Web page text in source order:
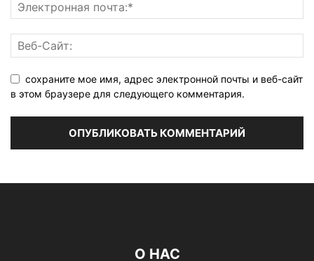
сохраните мое имя, адрес электронной почты и веб-сайт
в этом браузере для следующего комментария.
О НАС